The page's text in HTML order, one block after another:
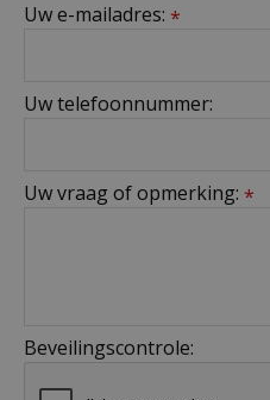
Uw e-mailadres: *
Uw telefoonnummer:
Uw vraag of opmerking: *
Beveilingscontrole: